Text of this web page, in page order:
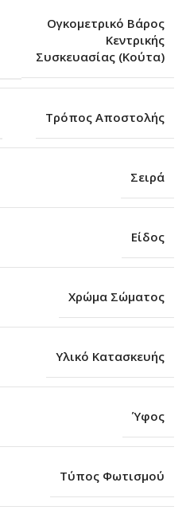
Ογκομετρικό Βάρος
Κεντρικής
Συσκευασίας (Κούτα)
Τρόπος Αποστολής
Σειρά
Είδος
Χρώμα Σώματος
Υλικό Κατασκευής
Ύφος
Τύπος Φωτισμού